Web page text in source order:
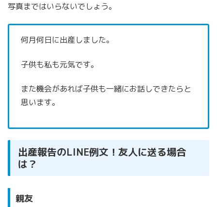
写真まではいらないでしょう。
何月何日に出産しました。
子供も私も元気です。
また機会があれば子供も一緒にお話しできたらと
思います。
出産報告のLINE例文！友人に送る場合
は？
親友